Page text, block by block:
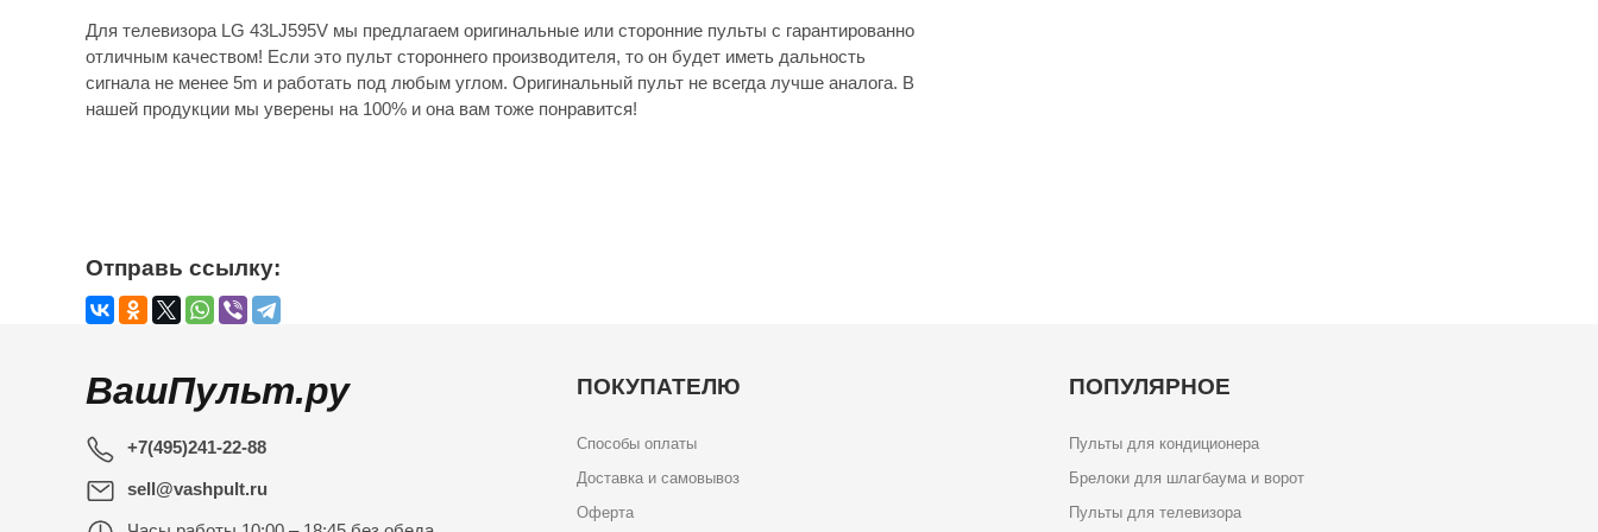
Для телевизора LG 43LJ595V мы предлагаем оригинальные или сторонние пульты с гарантированно
отличным качеством! Если это пульт стороннего производителя, то он будет иметь дальность
сигнала не менее 5m и работать под любым углом. Оригинальный пульт не всегда лучше аналога. В
нашей продукции мы уверены на 100% и она вам тоже понравится!
Отправь ссылку:
ВашПульт.ру
+7(495)241-22-88
sell@vashpult.ru
ПОКУПАТЕЛЮ
Способы оплаты
Доставка и самовывоз
Оферта
ПОПУЛЯРНОЕ
Пульты для кондиционера
Брелоки для шлагбаума и ворот
Пульты для телевизора